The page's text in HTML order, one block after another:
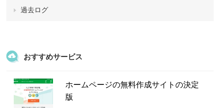
過去ログ
おすすめサービス
ホームページの無料作成サイトの決定
版